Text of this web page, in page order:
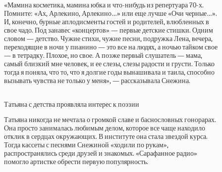
«Мамина косметика, мамина юбка и что-нибудь из репертуара 70-х.
Помните: «Ах, Арлекино, Арлекино…» или еще лучше «Очи черные…».
И, конечно, бурные аплодисменты гостей и родителей, влюбленных в
свое чадо. Под занавес «концертов» — первые детские стишки. Одним
словом — детство. Чужие стихи, чужие песни, подружка Лена, вечера,
переходящие в ночи у пианино — это все на людях, а ночью тайком свое
— в тетрадку. Плохое, но свое. А позже первый слушатель — мама,
самый близкий мне человек, и ее слезы, слезы радости и грусти. Только
тогда я поняла, что то, что я долгие годы вынашивала и таила, способно
вызывать чувства не только у меня», — рассказывала Снежина.
Татьяна с детства проявляла интерес к поэзии
Татьяна никогда не мечтала о громкой славе и баснословных гонорарах.
Она просто занималась любимым делом, которое все чаще находило
отклик в сердцах окружающих. В институте она стала звездой курса.
Тогда кассеты с песнями Снежиной «ходили по рукам»,
распространялись среди друзей и знакомых. «Сарафанное радио»
помогло артистке обрести первую популярность.